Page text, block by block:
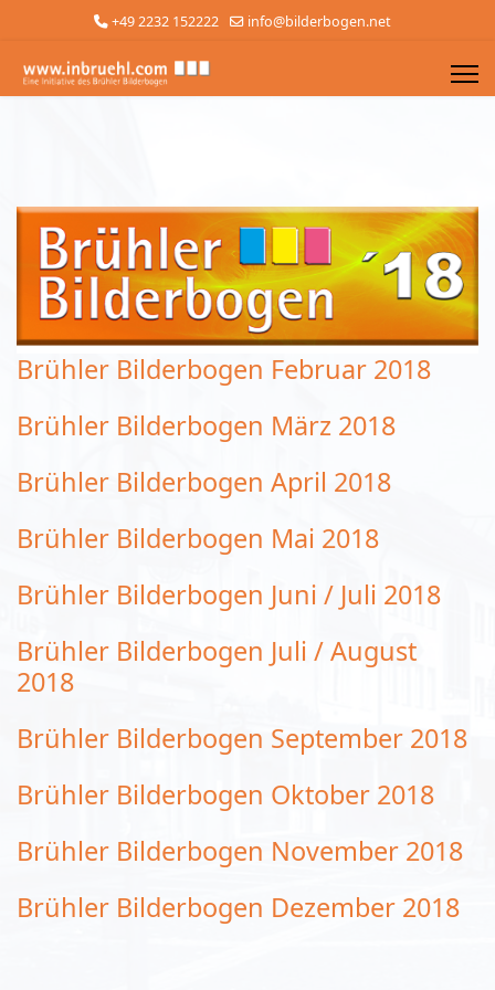
+49 2232 152222 info@bilderbogen.net
Brühler Bilderbogen Februar 2018
Brühler Bilderbogen März 2018
Brühler Bilderbogen April 2018
Brühler Bilderbogen Mai 2018
Brühler Bilderbogen Juni / Juli 2018
Brühler Bilderbogen Juli / August
2018
Brühler Bilderbogen September 2018
Brühler Bilderbogen Oktober 2018
Brühler Bilderbogen November 2018
Brühler Bilderbogen Dezember 2018